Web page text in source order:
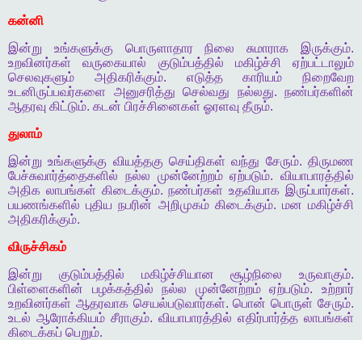
கன்னி
இன்று
உங்களுக்கு பொருளாதார நிலை சுமாராக இருக்கும்.
உறவினர்கள்
வருகையால் குடும்பத்தில் மகிழ்ச்சி
ஏற்பட்டாலும்
செலவுகளும்
அதிகரிக்கும். எடுத்த காரியம்
நிறைவேற
உடனிருப்பவர்களை
அனுசரித்து செல்வது நல்லது. நண்பர்களின்
ஆதரவு கிட்டும். கடன் பிரச்சினைகள் ஓரளவு தீரும்.
துலாம்
இன்று உங்களுக்கு வியத்தகு செய்திகள் வந்து சேரும்.திருமண
பேச்சுவார்த்தைகளில் நல்ல முன்னேற்றம் ஏற்படும். வியாபாரத்தில்
அதிக லாபங்கள் கிடைக்கும்.நண்பர்கள் உதவியாக இருப்பார்கள்.
பயணங்களில் புதிய நபரின் அறிமுகம் கிடைக்கும். மன மகிழ்ச்சி
அதிகரிக்கும்.
விருச்சிகம்
இன்று
குடும்பத்தில் மகிழ்ச்சியான சூழ்நிலை உருவாகும்.
பிள்ளைகளின்
பழக்கத்தில் நல்ல முன்னேற்றம் ஏற்படும்.உற்றார்
உறவினர்கள் ஆதரவாக செயல்படுவார்கள்.பொன் பொருள் சேரும்.
உடல் ஆரோக்கியம் சீராகும். வியாபாரத்தில் எதிர்பார்த்த லாபங்கள்
கிடைக்கப் பெறும்.